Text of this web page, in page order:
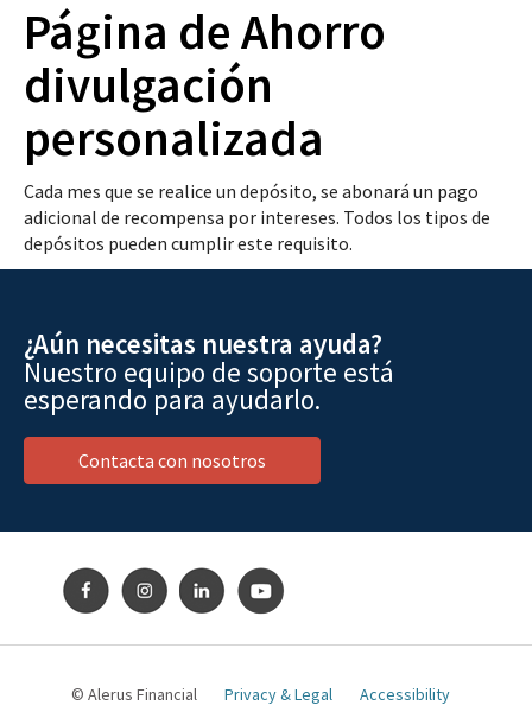
Página de Ahorro
divulgación
personalizada
Cada mes que se realice un depósito, se abonará un pago
adicional de recompensa por intereses. Todos los tipos de
depósitos pueden cumplir este requisito.
¿Aún necesitas nuestra ayuda?
Nuestro equipo de soporte está
esperando para ayudarlo.
Contacta con nosotros
© Alerus Financial Privacy & Legal Accessibility